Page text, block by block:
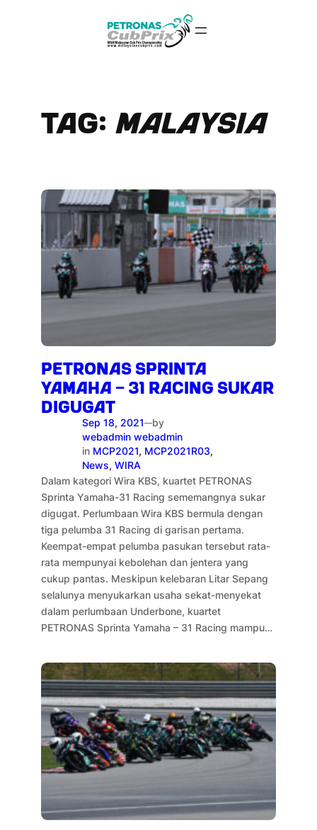
Tag: malaysia
PETRONAS SPRINTA
YAMAHA – 31 RACING SUKAR
DIGUGAT
Sep 18, 2021—by
webadmin webadmin
in MCP2021, MCP2021R03
News, WIRA
Dalam kategori Wira KBS, kuartet PETRONAS
Sprinta Yamaha-31 Racing sememangnya sukar
digugat. Perlumbaan Wira KBS bermula dengan
tiga pelumba 31 Racing di garisan pertama.
Keempat-empat pelumba pasukan tersebut rata-
rata mempunyai kebolehan dan jentera yang
cukup pantas. Meskipun kelebaran Litar Sepang
selalunya menyukarkan usaha sekat-menyekat
dalam perlumbaan Underbone, kuartet
PETRONAS Sprinta Yamaha – 31 Racing mampu…